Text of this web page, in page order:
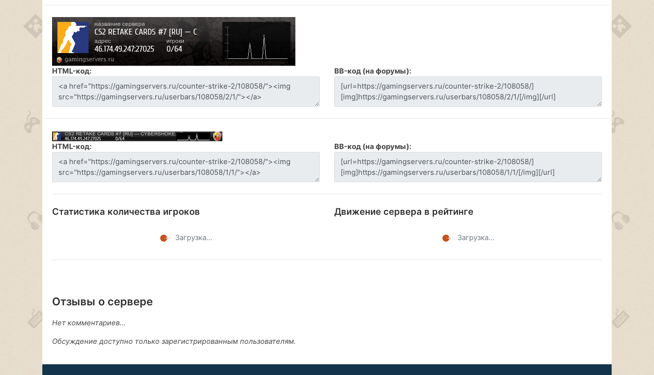
HTML-код: BB-код (на форумы):
HTML-код: BB-код (на форумы):
Статистика количества игроков
Загрузка...
Движение сервера в рейтинге
Загрузка...
Отзывы о сервере
Нет комментариев...
Обсуждение доступно только зарегистрированным пользователям.